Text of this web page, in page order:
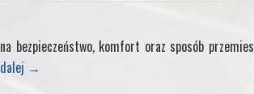
na bezpieczeństwo, komfort oraz sposób
dalej →